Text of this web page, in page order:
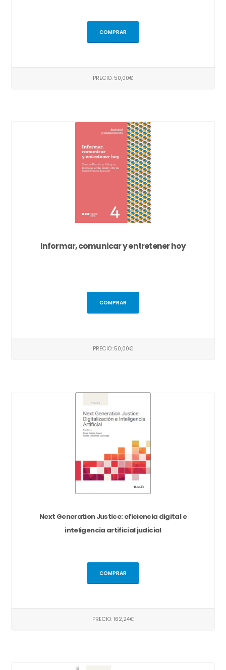
COMPRAR
PRECIO: 50,00€
Informar, comunicar y entretener hoy
COMPRAR
PRECIO: 50,00€
Next Generation Justice: eficiencia digital e
inteligencia artificial judicial
COMPRAR
PRECIO: 162,24€